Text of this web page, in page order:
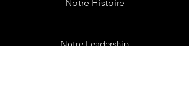
Notre Histoire
Notre Leadership